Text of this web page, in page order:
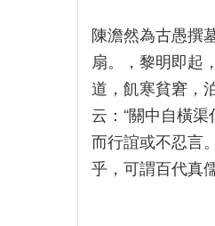
陳澹然為古愚撰
扇。，黎明即起
道，飢寒貧窘，
云：“關中自橫
而行誼或不忍言
乎，可謂百代真